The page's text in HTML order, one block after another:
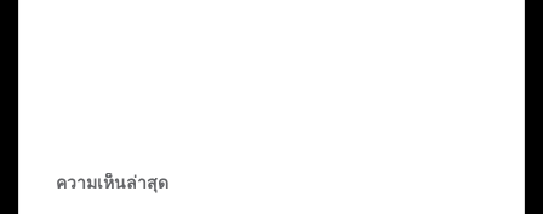
ความเห็นล่าสุด